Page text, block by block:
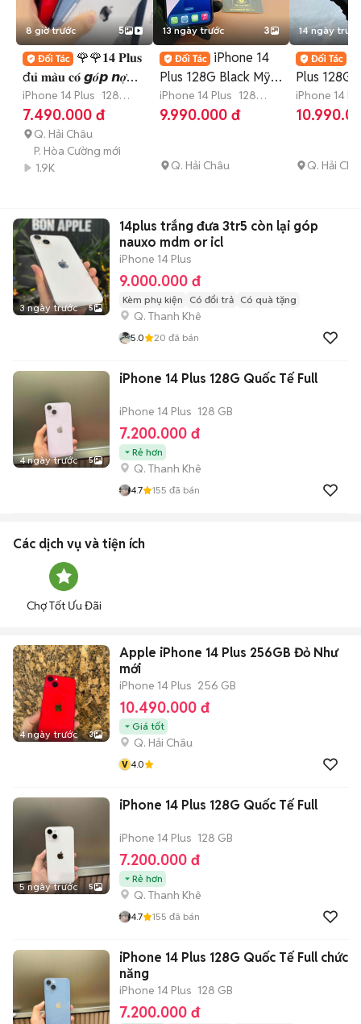
8 giờ trước 5
🌹🌹𝟏𝟒 𝐏𝐥𝐮𝐬
đ𝐮̉ 𝐦𝐚̀𝐮 𝐜𝐨́ 𝙜𝒐́𝙥 𝙣𝒐̛̣
𝒙𝙖̂́𝒖
iPhone 14 Plus 128
GB 7-12 tháng
7.490.000 đ
Q. Hải Châu
P. Hòa Cường mới
1.9K
13 ngày trước 3
iPhone 14
Plus 128G Black Mỹ
nguyên zin giá iuuu
iPhone 14 Plus 128
GB Hết bảo hành
9.990.000 đ
Q. Hải Châu
14 ngày trước
Plus 128G
99% pin
TrảGóp
iPhone 14
GB Còn
Q. Hải
3 ngày trước 5
14plus trắng đưa 3tr5 còn lại góp
nauxo mdm or icl
iPhone 14 Plus
9.000.000 đ
Kèm phụ kiện Có đổi trả Có quà tặng
Q. Thanh Khê
5.0 20 đã bán
4 ngày trước 5
iPhone 14 Plus 128G Quốc Tế Full
iPhone 14 Plus 128 GB
7.200.000 đ
Rẻ hơn
Q. Thanh Khê
4.7 155 đã bán
Các dịch vụ và tiện ích
Chợ Tốt Ưu Đãi
4 ngày trước 3
Apple iPhone 14 Plus 256GB Đỏ Như
mới
iPhone 14 Plus 256 GB
10.490.000 đ
Giá tốt
Q. Hải Châu
v 4.0
5 ngày trước 5
iPhone 14 Plus 128G Quốc Tế Full
iPhone 14 Plus 128 GB
7.200.000 đ
Rẻ hơn
Q. Thanh Khê
4.7 155 đã bán
iPhone 14 Plus 128G Quốc Tế Full chức
năng
iPhone 14 Plus 128 GB
7.200.000 đ